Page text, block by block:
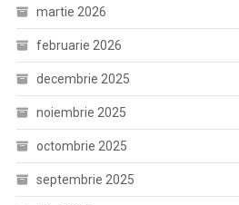
martie 2026
februarie 2026
decembrie 2025
noiembrie 2025
octombrie 2025
septembrie 2025